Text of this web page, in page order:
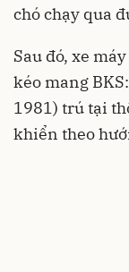
chó chạy qua
Sau đó, xe
kéo mang
1981) trú tại
khiển theo